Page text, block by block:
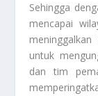
Sehingga
mencapai
untuk
dan tim